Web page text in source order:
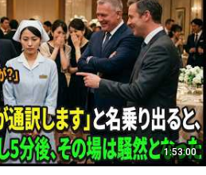
1:53:00